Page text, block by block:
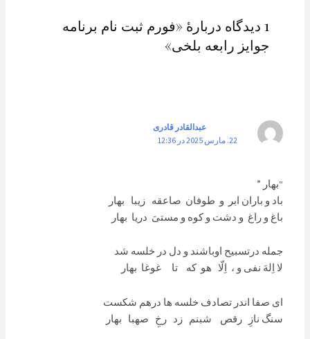
1 دیدگاه دربارهٔ «فورم ثبت نام برنامه
جوایز رابعه بلخی»
عبدالقادر قادری
22. مارس 2025 در 12:36
“بهار ”
باد و باران ابر و طوفان صاعقه زیبا بهار
باغ و راغ و دشت و کوه و مستیَ دریا بهار
جمله درتسبیح اوباشند و دل در خلسه شد
لا اِلهَ نفی و ، اِلّا هو که تا غوغا بهار
ای صفا اندر تصادف خلسه ها درهم شکست
سنگ نازِ رقص شبنم زد رخِ صهبا بهار